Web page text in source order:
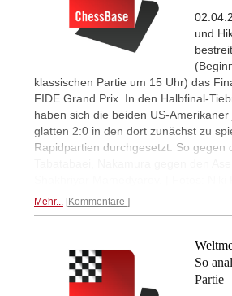
und
klassischen Partie um 15 Uhr) das
FIDE Grand Prix. In den Halbfinal-
haben sich die beiden US-
glatten 2:0 in den dort zunächst zu
Rapidpartien durchgesetzt: So gegen
Mehr... Kommentare
So
Partie